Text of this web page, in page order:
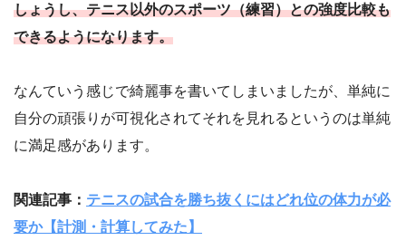
しょうし、テニス以外のスポーツ（練習）との強度比較も
できるようになります。
なんていう感じで綺麗事を書いてしまいましたが、単純に
自分の頑張りが可視化されてそれを見れるというのは単純
に満足感があります。
関連記事： テニスの試合を勝ち抜くにはどれ位の体力が必
要か【計測・計算してみた】